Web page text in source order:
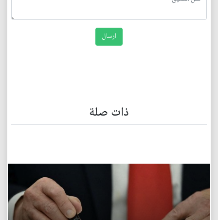
ذات صلة